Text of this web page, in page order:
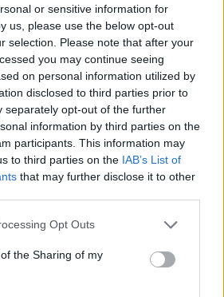
or sensitive information for
us, please use the below opt-out
selection. Please note that after your
you may continue seeing
on personal information utilized by
disclosed to third parties prior to
separately opt-out of the further
information by third parties on the
participants. This information may
to third parties on the IAB’s List of
that may further disclose it to other
Opt Outs
the Sharing of my
kartų herojų dainos.
„Happyendless“
originaliems kūrinių
jų atstovams ir teisių
mums savo
ir atvirumą
laiko ir žanrų ribas.
ir mūsų interpretacijų“, –